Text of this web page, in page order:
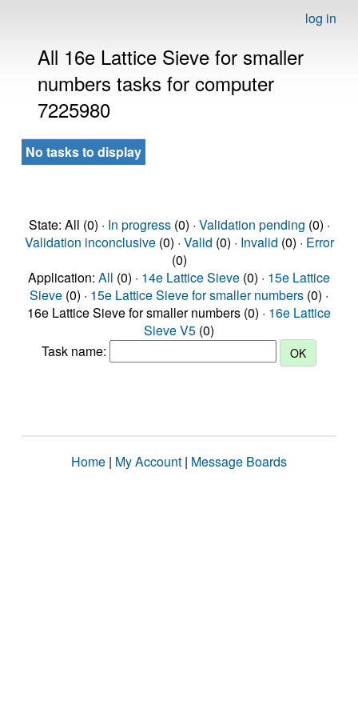
log in
All 16e Lattice Sieve for smaller
numbers tasks for computer
7225980
No tasks to display
State: All (0) · In progress(0) · Validation pending (0) ·
Validation inconclusive(0) · Valid (0) · Invalid (0) · Error
(0)
Application: All (0) · 14e Lattice Sieve (0) · 15e Lattice
Sieve (0) · 15e Lattice Sieve for smaller numbers (0) ·
16e Lattice Sieve for smaller numbers (0) · 16e Lattice
Sieve V5 (0)
Task name:
Home | My Account | Message Boards